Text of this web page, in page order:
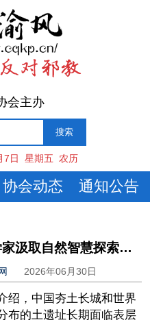
会主办
7日 星期五 农历
协会动态 通知公告
中国科学家汲取自然智慧探索长城绿色保护
2026年06月30日
绍，中国夯土长城和世界
布的土遗址长期面临表层